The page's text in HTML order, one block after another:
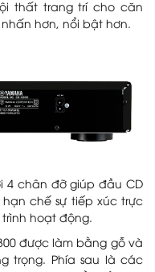
thất trang trí cho căn
hơn, nổi bật hơn.
4 chân đỡ giúp đầu CD
chế sự tiếp xúc trực
hoạt động.
được làm bằng gỗ và
trọng. Phía sau là các